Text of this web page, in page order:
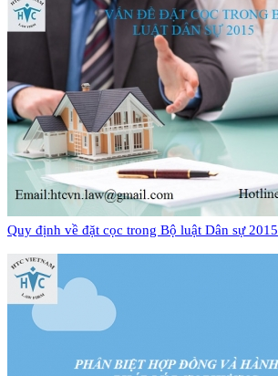
Quy định về đặt cọc trong Bộ luật Dân sự 2015